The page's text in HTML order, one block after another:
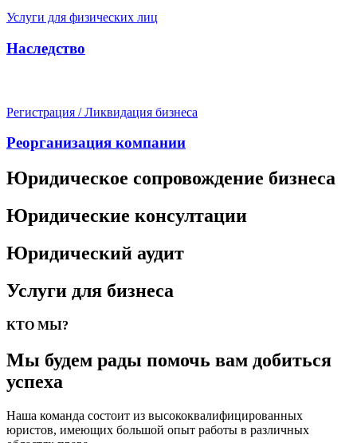
Услуги для физических лиц
Наследство
Регистрация / Ликвидация бизнеса
Реорганизация компании
Юридическое сопровождение бизнеса
Юридические консултации
Юридический аудит
Услуги для бизнеса
КТО МЫ?
Мы будем рады помочь вам добиться
успеха
Наша команда состоит из высококвалифицированных
юристов, имеющих большой опыт работы в различных